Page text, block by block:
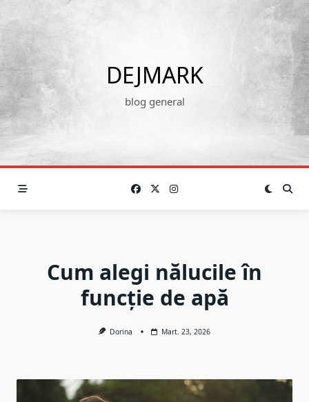
content
DEJMARK
blog general
Cum alegi nălucile în
funcție de apă
Dorina Mart. 23, 2026